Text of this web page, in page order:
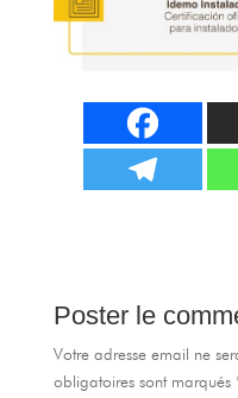
Poster le
Votre adresse email ne
obligatoires sont marqués